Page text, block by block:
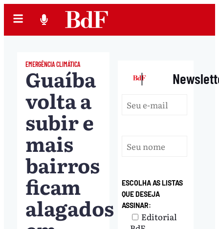
EMERGÊNCIA CLIMÁTICA
Guaíba
volta a
subir e
mais
bairros
ficam
alagados
|
ESCOLHA AS LISTAS
QUE DESEJA
ASSINAR:
Editorial